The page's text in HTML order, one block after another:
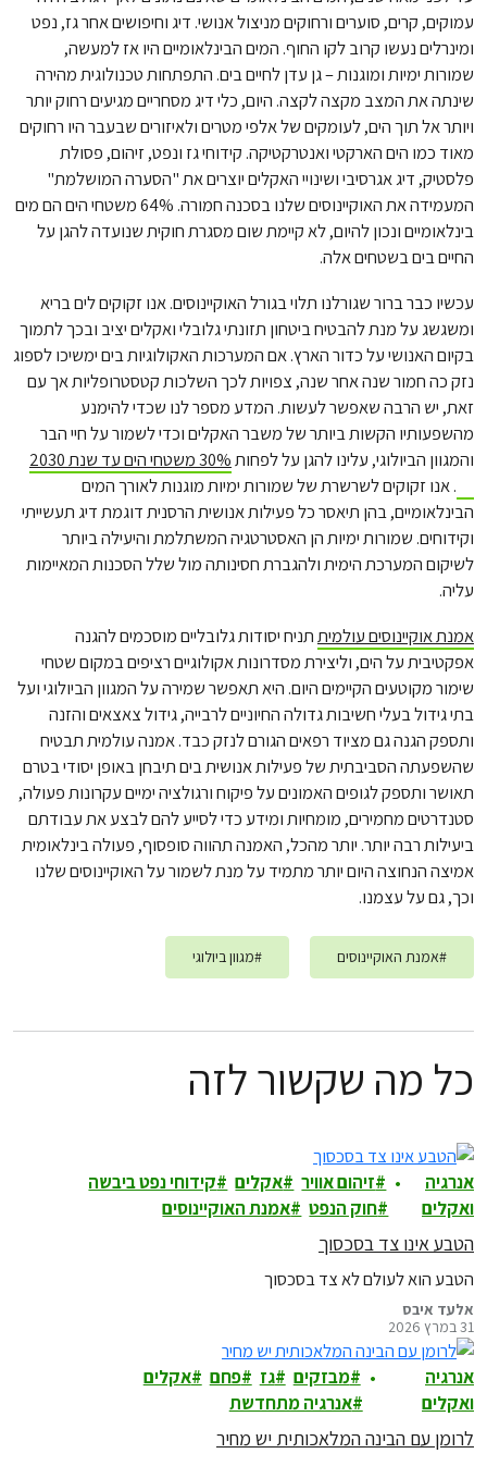
עמוקים, קרים, סוערים ורחוקים מניצול אנושי. דיג וחיפושים אחר גז, נפט
ומינרלים נעשו קרוב לקו החוף. המים הבינלאומיים היו אז למעשה,
שמורות ימיות ומוגנות – גן עדן לחיים בים. התפתחות טכנולוגית מהירה
שינתה את המצב מקצה לקצה. היום, כלי דיג מסחריים מגיעים רחוק יותר
ויותר אל תוך הים, לעומקים של אלפי מטרים ולאיזורים שבעבר היו רחוקים
מאוד כמו הים הארקטי ואנטרקטיקה. קידוחי גז ונפט, זיהום, פסולת
פלסטיק, דיג אגרסיבי ושינויי האקלים יוצרים את "הסערה המושלמת"
המעמידה את האוקיינוסים שלנו בסכנה חמורה. 64% משטחי הים הם מים
בינלאומיים ונכון להיום, לא קיימת שום מסגרת חוקית שנועדה להגן על
החיים בים בשטחים אלה.
עכשיו כבר ברור שגורלנו תלוי בגורל האוקיינוסים. אנו זקוקים לים בריא
ומשגשג על מנת להבטיח ביטחון תזונתי גלובלי ואקלים יציב ובכך לתמוך
בקיום האנושי על כדור הארץ. אם המערכות האקולוגיות בים ימשיכו לספוג
נזק כה חמור שנה אחר שנה, צפויות לכך השלכות קטסטרופליות אך עם
זאת, יש הרבה שאפשר לעשות. המדע מספר לנו שכדי להימנע
מהשפעותיו הקשות ביותר של משבר האקלים וכדי לשמור על חיי הבר
והמגוון הביולוגי, עלינו להגן על לפחות30% משטחי הים עד שנת 2030
. אנו זקוקים לשרשרת של שמורות ימיות מוגנות לאורך המים
הבינלאומיים, בהן תיאסר כל פעילות אנושית הרסנית דוגמת דיג תעשייתי
וקידוחים. שמורות ימיות הן האסטרטגיה המשתלמת והיעילה ביותר
לשיקום המערכת הימית ולהגברת חסינותה מול שלל הסכנות המאיימות
עליה.
אמנת אוקיינוסים עולמיתתניח יסודות גלובליים מוסכמים להגנה
אפקטיבית על הים, וליצירת מסדרונות אקולוגיים רציפים במקום שטחי
שימור מקוטעים הקיימים היום. היא תאפשר שמירה על המגוון הביולוגי ועל
בתי גידול בעלי חשיבות גדולה החיוניים לרבייה, גידול צאצאים והזנה
ותספק הגנה גם מציוד רפאים הגורם לנזק כבד. אמנה עולמית תבטיח
שהשפעתה הסביבתית של פעילות אנושית בים תיבחן באופן יסודי בטרם
תאושר ותספק לגופים האמונים על פיקוח ורגולציה ימיים עקרונות פעולה,
סטנדרטים מחמירים, מומחיות ומידע כדי לסייע להם לבצע את עבודתם
ביעילות רבה יותר. יותר מהכל, האמנה תהווה סופסוף, פעולה בינלאומית
אמיצה הנחוצה היום יותר מתמיד על מנת לשמור על האוקיינוסים שלנו
וכך, גם על עצמנו.
#אמנת האוקיינוסים #מגוון ביולוגי
כל מה שקשור לזה
אנרגיה
ואקלים
זיהום אוויר אקלים
קידוחי נפט ביבשה
חוק הנפט
אמנת האוקיינוסים
הטבע אינו צד בסכסוך
הטבע הוא לעולם לא צד בסכסוך
אלעד איבס
31 במרץ 2026
אנרגיה
ואקלים
מבזקים גז פחם
אקלים
אנרגיה מתחדשת
לרומן עם הבינה המלאכותית יש מחיר